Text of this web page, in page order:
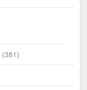
(381)